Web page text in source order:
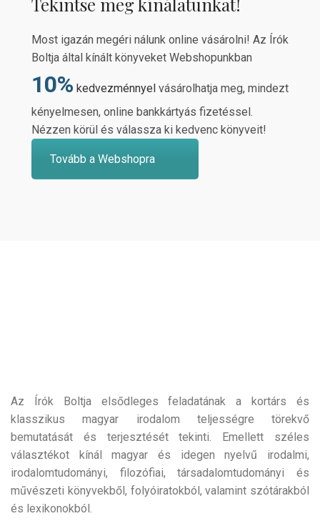
Most igazán megéri nálunk online vásárolni! Az Írók
Boltja által kínált könyveket Webshopunkban
10% kedvezménnyel vásárolhatja meg, mindezt
kényelmesen, online bankkártyás fizetéssel.
Nézzen körül és válassza ki kedvenc könyveit!
Tovább a Webshopra
Az Írók Boltja elsődleges feladatának a kortárs és
klasszikus magyar irodalom teljességre törekvő
bemutatását és terjesztését tekinti. Emellett széles
választékot kínál magyar és idegen nyelvű irodalmi,
irodalomtudományi, filozófiai, társadalomtudományi és
művészeti könyvekből, folyóiratokból, valamint szótárakból
és lexikonokból.